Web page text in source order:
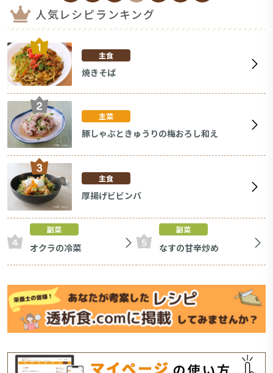
人気レシピランキング
主食
焼きそば
主菜
豚しゃぶときゅうりの梅おろし和え
主食
厚揚げビビンバ
副菜
オクラの冷菜
副菜
なすの甘辛炒め